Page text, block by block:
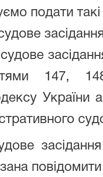
подати
147,
України